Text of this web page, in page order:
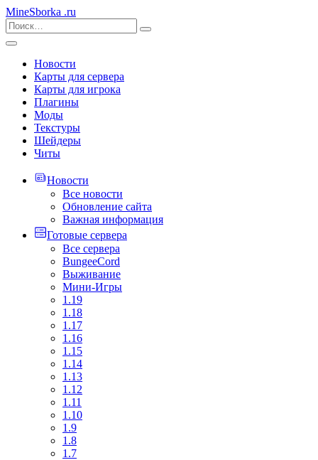
MineSborka .ru
Новости
Карты для сервера
Карты для игрока
Плагины
Моды
Текстуры
Шейдеры
Читы
Новости
Все новости
Обновление сайта
Важная информация
Готовые сервера
Все сервера
BungeeCord
Выживание
Мини-Игры
1.19
1.18
1.17
1.16
1.15
1.14
1.13
1.12
1.11
1.10
1.9
1.8
1.7